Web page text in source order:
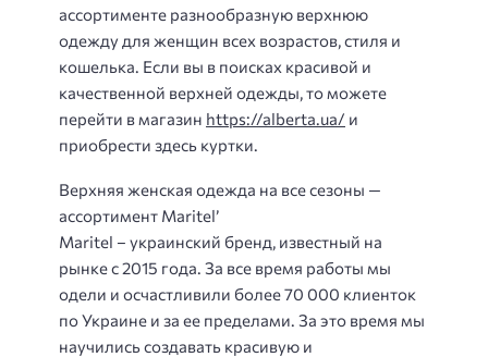
ассортименте разнообразную верхнюю
одежду для женщин всех возрастов, стиля и
кошелька. Если вы в поисках красивой и
качественной верхней одежды, то можете
перейти в магазин https://alberta.ua/ и
приобрести здесь куртки.
Верхняя женская одежда на все сезоны —
ассортимент Maritel’
Maritel – украинский бренд, известный на
рынке с 2015 года. За все время работы мы
одели и осчастливили более 70 000 клиенток
по Украине и за ее пределами. За это время мы
научились создавать красивую и